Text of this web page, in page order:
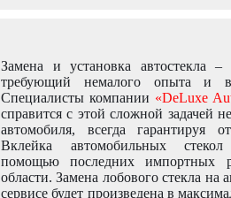
Замена и установка автостекла
требующий немалого опыта и
Специалисты компании «DeLuxe
справится с этой сложной задачей
автомобиля, всегда гарантируя
Вклейка автомобильных
помощью последних импортных
области. Замена лобового стекла на
сервисе будет произведена в